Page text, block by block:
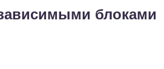
блоками